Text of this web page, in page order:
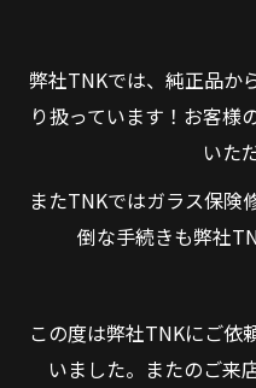
弊社TNKでは、純正品か
り扱っています！お客様
いた
またTNKではガラス保険
倒な手続きも弊社
この度は弊社TNKにご依
いました。またのご来